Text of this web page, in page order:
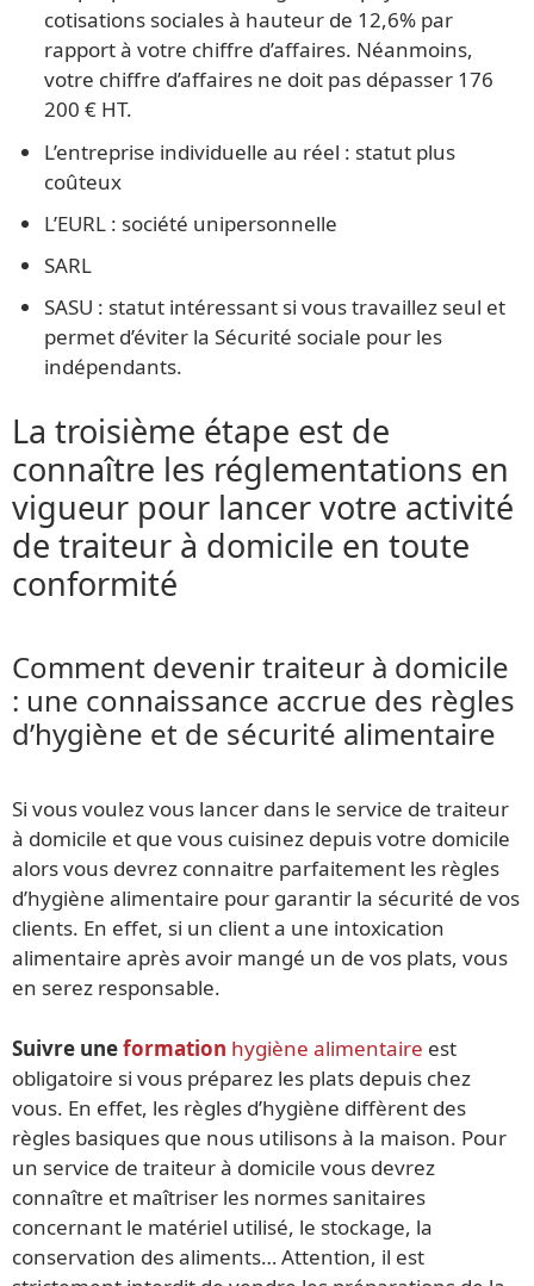
cotisations sociales à hauteur de 12,6% par
rapport à votre chiffre d’affaires. Néanmoins,
votre chiffre d’affaires ne doit pas dépasser 176
200 € HT.
L’entreprise individuelle au réel : statut plus
coûteux
L’EURL : société unipersonnelle
SARL
SASU : statut intéressant si vous travaillez seul et
permet d’éviter la Sécurité sociale pour les
indépendants.
La troisième étape est de
connaître les réglementations en
vigueur pour lancer votre activité
de traiteur à domicile en toute
conformité
Comment devenir traiteur à domicile
: une connaissance accrue des règles
d’hygiène et de sécurité alimentaire
Si vous voulez vous lancer dans le service de traiteur
à domicile et que vous cuisinez depuis votre domicile
alors vous devrez connaitre parfaitement les règles
d’hygiène alimentaire pour garantir la sécurité de vos
clients. En effet, si un client a une intoxication
alimentaire après avoir mangé un de vos plats, vous
en serez responsable.
Suivre uneformation hygiène alimentaire est
obligatoire si vous préparez les plats depuis chez
vous. En effet, les règles d’hygiène diffèrent des
règles basiques que nous utilisons à la maison. Pour
un service de traiteur à domicile vous devrez
connaître et maîtriser les normes sanitaires
concernant le matériel utilisé, le stockage, la
conservation des aliments… Attention, il est